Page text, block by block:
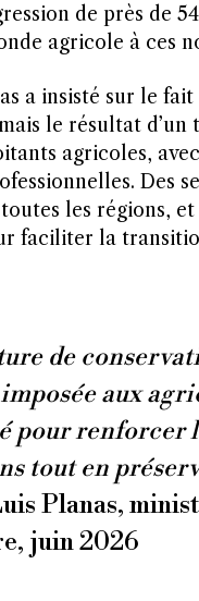
de près de
agricole à ces
a insisté sur le
le résultat d’un
agricoles,
Des
les régions,
faciliter la
de
aux
pour renforcer
tout en
Planas,
juin 2026